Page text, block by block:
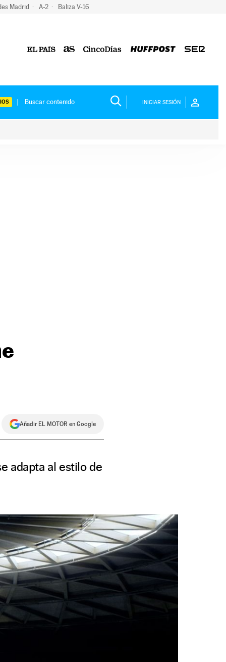
Madrid A-2 Baliza V-16
INICIAR SESIÓN
Añadir EL MOTOR en Google
adapta al estilo de